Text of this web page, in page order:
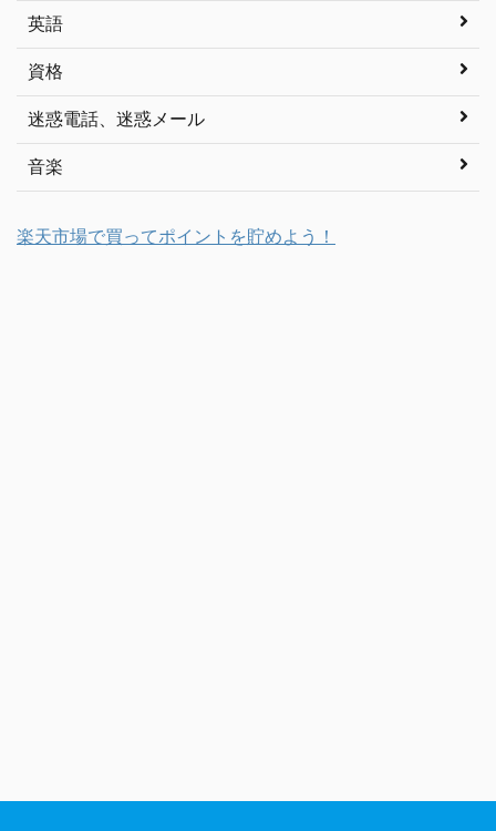
英語
資格
迷惑電話、迷惑メール
音楽
楽天市場で買ってポイントを貯めよう！